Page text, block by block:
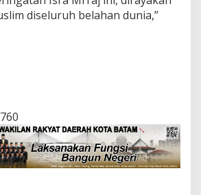
diseluruh belahan dunia,”